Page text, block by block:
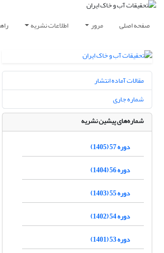
صفحه اصلی مرور اطلاعات نشریه
مقالات آماده انتشار
شماره جاری
شماره‌های پیشین نشریه
دوره 57 (1405)
دوره 56 (1404)
دوره 55 (1403)
دوره 54 (1402)
دوره 53 (1401)